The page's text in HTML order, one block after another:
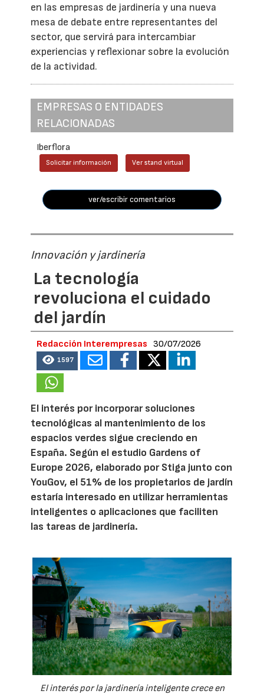
en las empresas de jardinería y una nueva
mesa de debate entre representantes del
sector, que servirá para intercambiar
experiencias y reflexionar sobre la evolución
de la actividad.
EMPRESAS O ENTIDADES
RELACIONADAS
Iberflora
Solicitar información Ver stand virtual
ver/escribir comentarios
Innovación y jardinería
La tecnología
revoluciona el cuidado
del jardín
Redacción Interempresas 30/07/2026
1597
El interés por incorporar soluciones
tecnológicas al mantenimiento de los
espacios verdes sigue creciendo en
España. Según el estudio Gardens of
Europe 2026, elaborado por Stiga junto con
YouGov, el 51% de los propietarios de jardín
estaría interesado en utilizar herramientas
inteligentes o aplicaciones que faciliten
las tareas de jardinería.
El interés por la jardinería inteligente crece en